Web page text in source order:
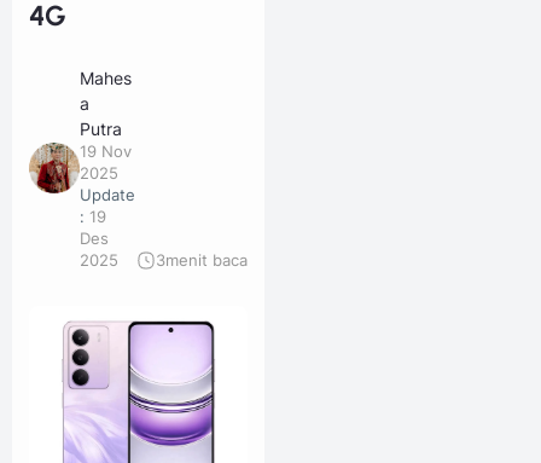
4G
Mahes
a
Putra
19 Nov
2025
Update
: 19
Des
2025
3menit baca